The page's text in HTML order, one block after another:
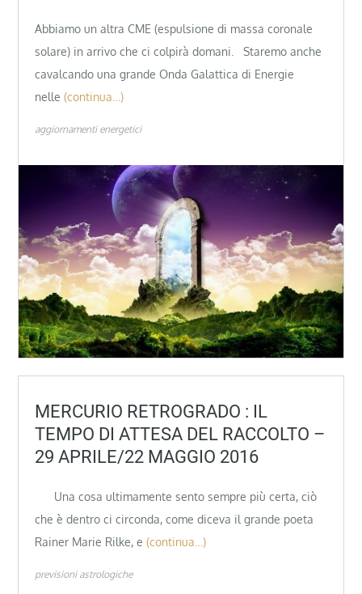
Abbiamo un altra CME (espulsione di massa coronale
solare) in arrivo che ci colpirà domani. Staremo anche
cavalcando una grande Onda Galattica di Energie
nelle (continua…)
aggiornamenti energetici
MERCURIO RETROGRADO : IL
TEMPO DI ATTESA DEL RACCOLTO –
29 APRILE/22 MAGGIO 2016
Una cosa ultimamente sento sempre più certa, ciò
che è dentro ci circonda, come diceva il grande poeta
Rainer Marie Rilke, e (continua…)
previsioni astrologiche